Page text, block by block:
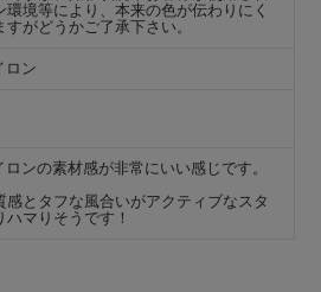
環境等により、本来の色が伝わりにく
がどうかご了承下さい。
ロン
ンの素材感が非常にいい感じです。
感とタフな風合いがアクティブなスタ
マりそうです！